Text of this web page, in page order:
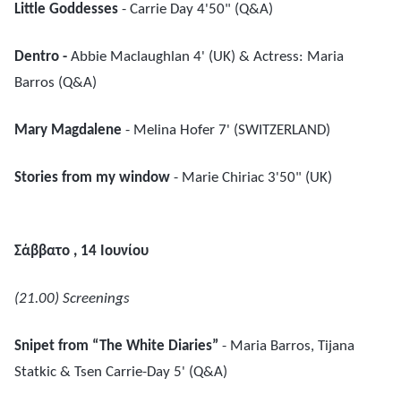
Little Goddesses - Carrie Day 4'50" (Q&A)
Dentro - Abbie Maclaughlan 4' (UK) & Actress: Maria
Barros (Q&A)
Mary Magdalene - Melina Hofer 7' (SWITZERLAND)
Stories from my window - Marie Chiriac 3'50" (UK)
Σάββατο , 14 Ιουνίου
(21.00) Screenings
Snipet from “The White Diaries” - Maria Barros, Tijana
Statkic & Tsen Carrie-Day 5' (Q&A)